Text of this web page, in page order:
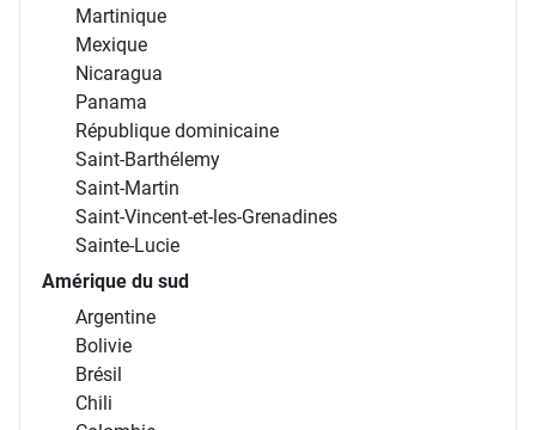
Martinique
Mexique
Nicaragua
Panama
République dominicaine
Saint-Barthélemy
Saint-Martin
Saint-Vincent-et-les-Grenadines
Sainte-Lucie
Amérique du sud
Argentine
Bolivie
Brésil
Chili